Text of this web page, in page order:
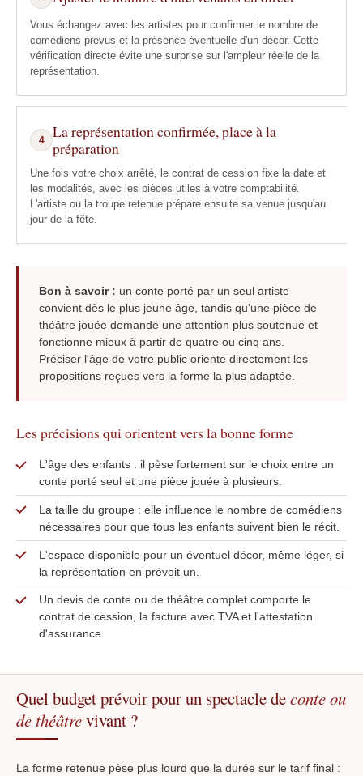
Vous échangez avec les artistes pour confirmer le nombre de
comédiens prévus et la présence éventuelle d'un décor. Cette
vérification directe évite une surprise sur l'ampleur réelle de la
représentation.
4
La représentation confirmée, place à la
préparation
Une fois votre choix arrêté, le contrat de cession fixe la date et
les modalités, avec les pièces utiles à votre comptabilité.
L'artiste ou la troupe retenue prépare ensuite sa venue jusqu'au
jour de la fête.
Bon à savoir : un conte porté par un seul artiste
convient dès le plus jeune âge, tandis qu'une pièce de
théâtre jouée demande une attention plus soutenue et
fonctionne mieux à partir de quatre ou cinq ans.
Préciser l'âge de votre public oriente directement les
propositions reçues vers la forme la plus adaptée.
Les précisions qui orientent vers la bonne forme
L'âge des enfants : il pèse fortement sur le choix entre un
conte porté seul et une pièce jouée à plusieurs.
La taille du groupe : elle influence le nombre de comédiens
nécessaires pour que tous les enfants suivent bien le récit.
L'espace disponible pour un éventuel décor, même léger, si
la représentation en prévoit un.
Un devis de conte ou de théâtre complet comporte le
contrat de cession, la facture avec TVA et l'attestation
d'assurance.
Quel budget prévoir pour un spectacle deconte ou
de théâtrevivant ?
La forme retenue pèse plus lourd que la durée sur le tarif final :